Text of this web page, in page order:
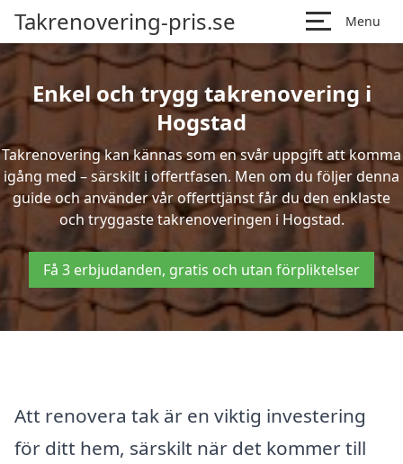
Takrenovering-pris.se Menu
Enkel och trygg takrenovering i
Hogstad
Takrenovering kan kännas som en svår uppgift att komma
igång med – särskilt i offertfasen. Men om du följer denna
guide och använder vår offerttjänst får du den enklaste
och tryggaste takrenoveringen i Hogstad.
Få 3 erbjudanden, gratis och utan förpliktelser
Att renovera tak är en viktig investering
för ditt hem, särskilt när det kommer till